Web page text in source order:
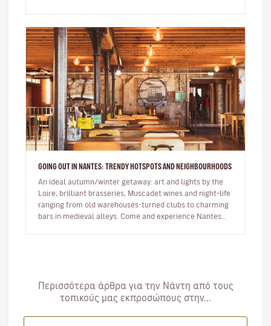
GOING OUT IN NANTES: TRENDY HOTSPOTS AND NEIGHBOURHOODS
An ideal autumn/winter getaway: art and lights by the
Loire, brilliant brasseries, Muscadet wines and night-life
ranging from old warehouses-turned clubs to charming
bars in medieval alleys. Come and experience Nantes
Περισσότερα άρθρα για την Νάντη από τους
τοπικούς μας εκπροσώπους στην...